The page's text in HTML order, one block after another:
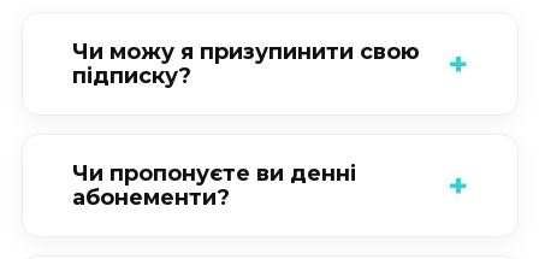
Чи можу я призупинити свою
підписку?
Чи пропонуєте ви денні
абонементи?